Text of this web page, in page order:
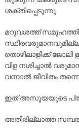
ശക്തിപ്പെടുന്നു.
മറുവശത്ത്
തൊഴിലാളിക്ക്
വിള നശിച്ചാൽ
വന്നാൽ ജീവിതം
ഇത് അസൂയയുടെ
അതിരില്ലാത്ത